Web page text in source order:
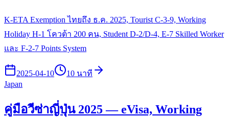
K-ETA Exemption ไทยถึง ธ.ค. 2025, Tourist C-3-9, Working
Holiday H-1 โควต้า 200 คน, Student D-2/D-4, E-7 Skilled Worker
และ F-2-7 Points System
2025-04-10
10 นาที
Japan
คู่มือวีซ่าญี่ปุ่น 2025 — eVisa, Working